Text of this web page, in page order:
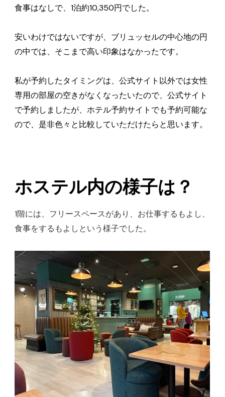
食事はなしで、1泊約10,350円でした。
安いわけではないですが、ブリュッセルの中心地の円
の中では、そこまで高い印象はなかったです。
私が予約したタイミングは、公式サイト以外では女性
専用の部屋の空きがなくなったいたので、公式サイト
で予約しましたが、ホテル予約サイトでも予約可能な
ので、是非色々と比較していただけたらと思います。
ホステル内の様子は？
1階には、フリースペースがあり、お仕事するもよし、
食事をするもよしという様子でした。